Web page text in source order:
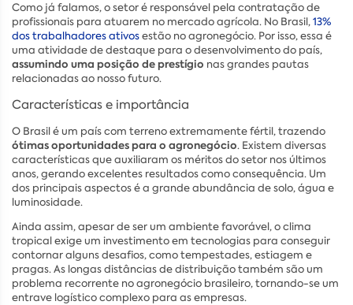
Como já falamos, o setor é responsável pela contratação de
profissionais para atuarem no mercado agrícola. No Brasil,13%
dos trabalhadores ativosestão no agronegócio. Por isso, essa é
uma atividade de destaque para o desenvolvimento do país,
assumindo uma posição de prestígio nas grandes pautas
relacionadas ao nosso futuro.
Características e importância
O Brasil é um país com terreno extremamente fértil, trazendo
ótimas oportunidades para o agronegócio. Existem diversas
características que auxiliaram os méritos do setor nos últimos
anos, gerando excelentes resultados como consequência. Um
dos principais aspectos é a grande abundância de solo, água e
luminosidade.
Ainda assim, apesar de ser um ambiente favorável, o clima
tropical exige um investimento em tecnologias para conseguir
contornar alguns desafios, como tempestades, estiagem e
pragas. As longas distâncias de distribuição também são um
problema recorrente no agronegócio brasileiro, tornando-se um
entrave logístico complexo para as empresas.